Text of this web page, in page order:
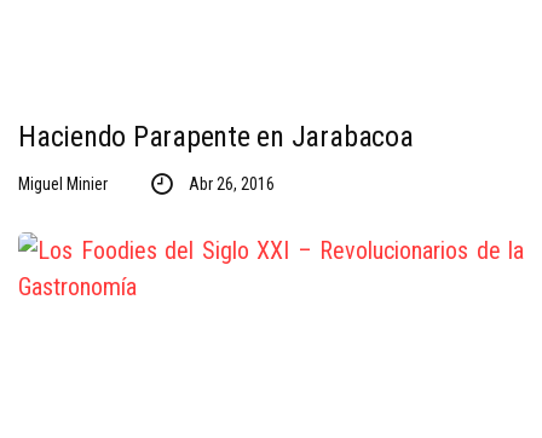
Haciendo Parapente en Jarabacoa
Miguel Minier Abr 26, 2016